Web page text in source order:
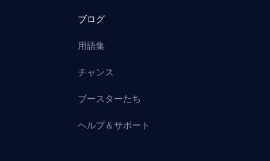
ブログ
用語集
チャンス
ブースターたち
ヘルプ＆サポート